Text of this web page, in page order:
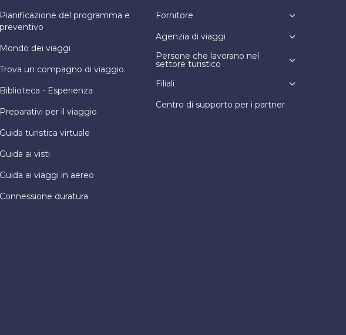
Pianificazione del programma e
preventivo
Mondo dei viaggi
Trova un compagno di viaggio.
Biblioteca - Esperienza
Preparativi per il viaggio
Guida turistica virtuale
Guida ai visti
Guida ai viaggi in aereo
Connessione duratura
Fornitore
Agenzia di viaggi
Persone che lavorano nel
settore turistico
Filiali
Centro di supporto per i partner